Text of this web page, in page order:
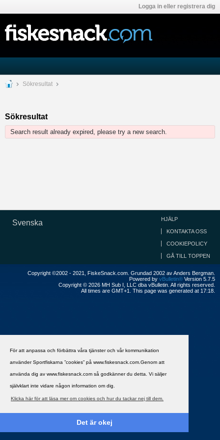
För att anpassa och förbättra våra tjänster och vår kommunikation
använder Sportfiskarna ”cookies” på www.fiskesnack.com.Genom att
använda dig av www.fiskesnack.com så godkänner du detta. Vi säljer
självklart inte vidare någon information om dig.
Klicka här för att läsa mer om cookies och hur du tackar nej till dem.
Det är okej
Logga in eller registrera dig
Sökresultat
Sökresultat
Search result already expired, please try a new search.
Svenska HJÄLP
KONTAKTA OSS
COOKIEPOLICY
GÅ TILL TOPPEN
Copyright ©2002 - 2021, FiskeSnack.com. Grundad 2002 av Anders Bergman.
Powered by vBulletin® Version 5.7.5
Copyright © 2026 MH Sub I, LLC dba vBulletin. All rights reserved.
All times are GMT+1. This page was generated at 17:18.